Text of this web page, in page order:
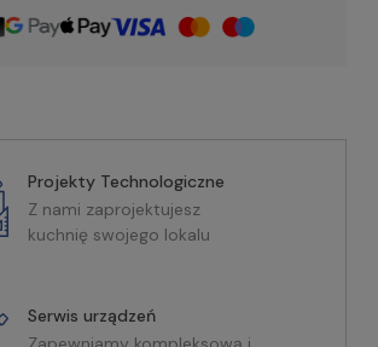
Projekty Technologiczne
Z nami zaprojektujesz
kuchnię swojego lokalu
Serwis urządzeń